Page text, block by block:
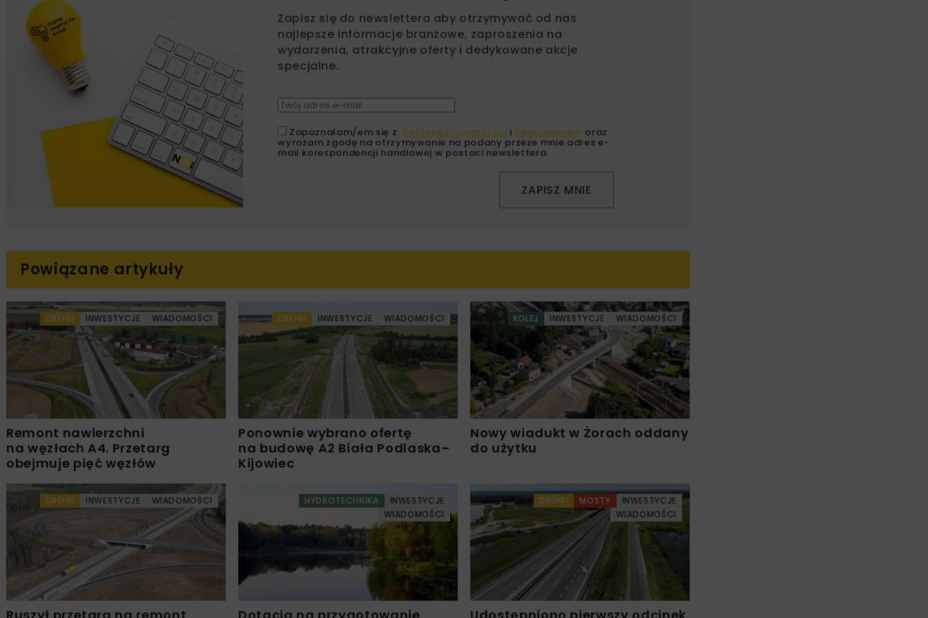
Zapisz się do newslettera aby otrzymywać od nas
najlepsze informacje branżowe, zaproszenia na
wydarzenia, atrakcyjne oferty i dedykowane akcje
specjalne.
Zapoznałam/em się z Polityką Prywatności i Regulaminem oraz
wyrażam zgodę na otrzymywanie na podany przeze mnie adres e-
mail korespondencji handlowej w postaci newslettera.
ZAPISZ MNIE
Powiązane artykuły
DROGI INWESTYCJE WIADOMOŚCI
Remont nawierzchni
na węzłach A4. Przetarg
obejmuje pięć węzłów
DROGI INWESTYCJE WIADOMOŚCI
Ponownie wybrano ofertę
na budowę A2 Biała Podlaska–
Kijowiec
KOLEJ INWESTYCJE WIADOMOŚCI
Nowy wiadukt w Żorach oddany
do użytku
DROGI INWESTYCJE WIADOMOŚCI HYDROTECHNIKA
INWESTYCJE
WIADOMOŚCI
DROGI MOSTY
INWESTYCJE
WIADOMOŚCI